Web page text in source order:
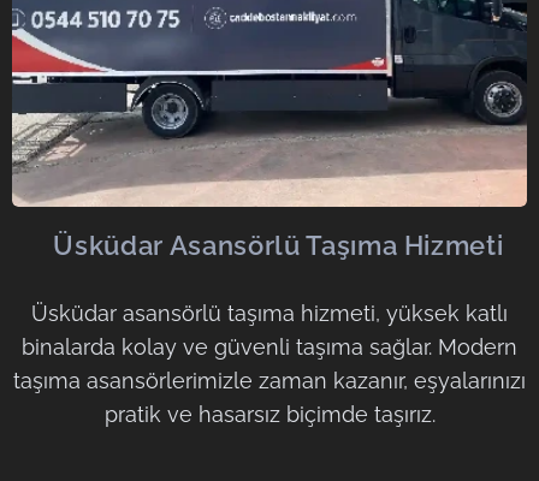
Üsküdar Asansörlü Taşıma Hizmeti
Üsküdar asansörlü taşıma hizmeti, yüksek katlı
binalarda kolay ve güvenli taşıma sağlar. Modern
taşıma asansörlerimizle zaman kazanır, eşyalarınızı
pratik ve hasarsız biçimde taşırız.